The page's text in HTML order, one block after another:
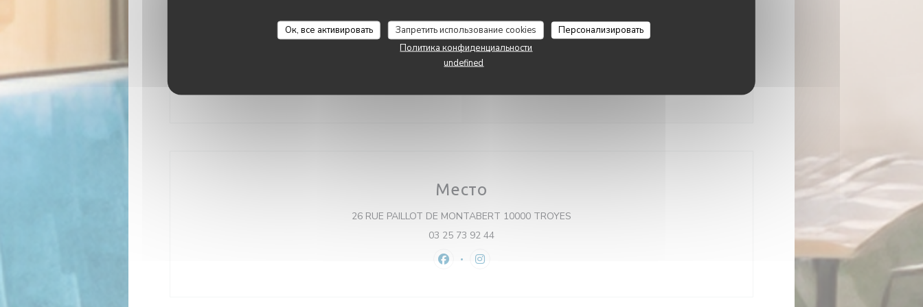
Ок, все активировать Запретить использование cookies
Персонализировать
Политика конфиденциальности
undefined
Кондиционер, Доступ для инвалидов, терраса
Воскресенье
Место
26 RUE PAILLOT DE MONTABERT 10000 TROYES
03 25 73 92 44
Facebook ((открывается в новом окне))
Instagram ((открывается в новом окне))